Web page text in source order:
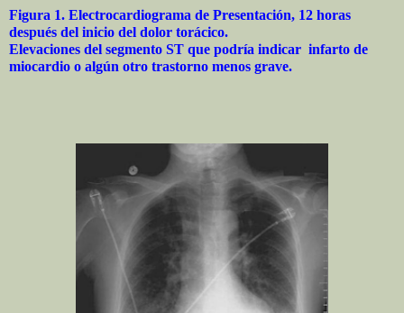
Figura 1. Electrocardiograma de Presentación, 12 horas
después del inicio del dolor torácico.
Elevaciones del segmento ST que podría indicar infarto de
miocardio o algún otro trastorno menos grave.